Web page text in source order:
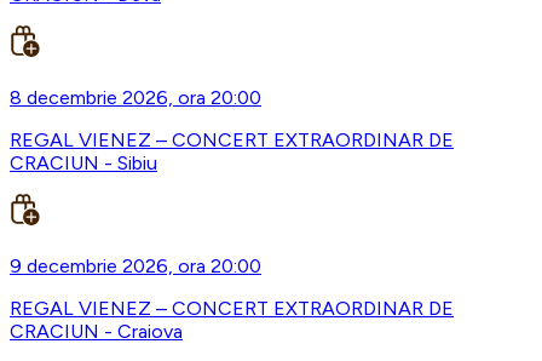
8 decembrie 2026, ora 20:00
REGAL VIENEZ – CONCERT EXTRAORDINAR DE
CRACIUN - Sibiu
9 decembrie 2026, ora 20:00
REGAL VIENEZ – CONCERT EXTRAORDINAR DE
CRACIUN - Craiova